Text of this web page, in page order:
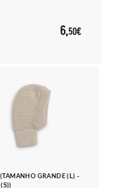
6,50€
GRANDE (L) -